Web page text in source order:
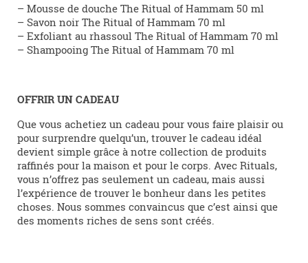
– Mousse de douche The Ritual of Hammam 50 ml
– Savon noir The Ritual of Hammam 70 ml
– Exfoliant au rhassoul The Ritual of Hammam 70 ml
– Shampooing The Ritual of Hammam 70 ml
OFFRIR UN CADEAU
Que vous achetiez un cadeau pour vous faire plaisir ou
pour surprendre quelqu’un, trouver le cadeau idéal
devient simple grâce à notre collection de produits
raffinés pour la maison et pour le corps. Avec Rituals,
vous n’offrez pas seulement un cadeau, mais aussi
l’expérience de trouver le bonheur dans les petites
choses. Nous sommes convaincus que c’est ainsi que
des moments riches de sens sont créés.